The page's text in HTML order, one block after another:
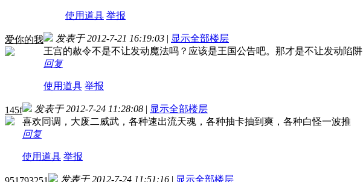
使用道具 举报
爱你的我 发表于 2012-7-21 16:19:03 | 显示全部楼层
王宫的赦令不是不让发动魔法吗？应该是王国公告吧。那才是不让发动陷
回复
使用道具 举报
145f 发表于 2012-7-24 11:28:08 | 显示全部楼层
喜欢同调，大废二威武，各种速出流天魂，各种抽卡抽到爽，各种白怪一波推
回复
使用道具 举报
发表于 2012-7-24 11:51:16 | 显示全部楼层